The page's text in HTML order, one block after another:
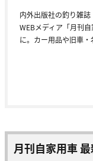
内外出版社の釣り雑
WEBメディア「月刊
に。カー用品や旧車・
月刊自家用車